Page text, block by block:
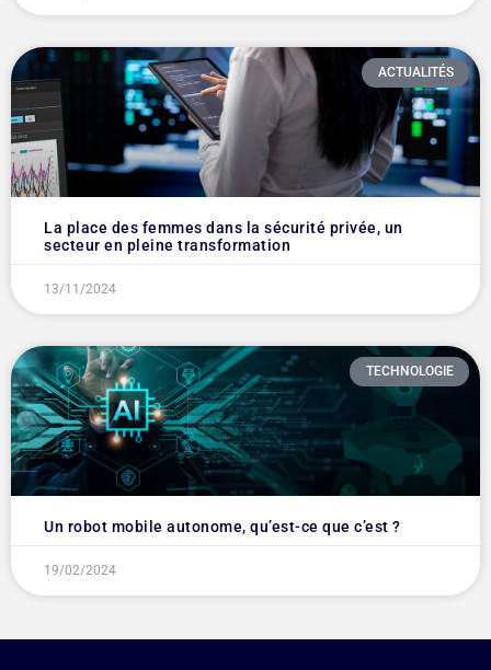
ACTUALITÉS
La place des femmes dans la sécurité privée, un
secteur en pleine transformation
13/11/2024
TECHNOLOGIE
Un robot mobile autonome, qu’est-ce que c’est ?
19/02/2024